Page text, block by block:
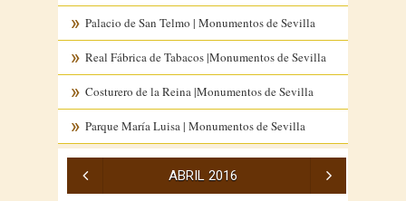
Palacio de San Telmo | Monumentos de Sevilla
Real Fábrica de Tabacos |Monumentos de Sevilla
Costurero de la Reina |Monumentos de Sevilla
Parque María Luisa | Monumentos de Sevilla
ABRIL 2016
« Mar May »